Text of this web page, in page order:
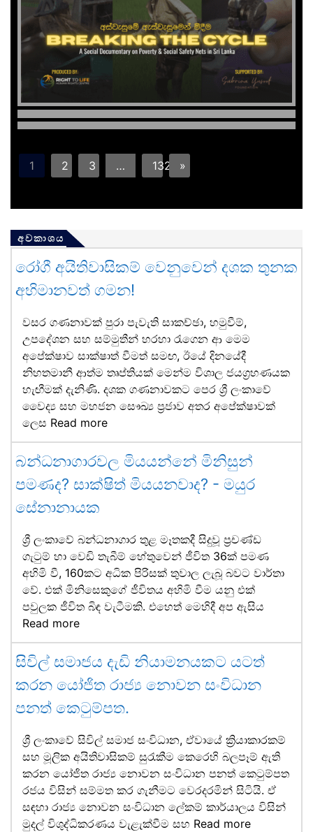
1 2 3 … 132 »
අවකාශය
රෝගී අයිතිවාසිකම් වෙනුවෙන් දශක තුනක
අභිමානවත් ගමන!
වසර ගණනාවක් පුරා පැවැති සාකච්ඡා, හමුවීම්,
උපදේශන සහ සම්මුතීන් හරහා රැගෙන ආ මෙම
අපේක්ෂාව සාක්ෂාත් වීමත් සමඟ, ඊයේ දිනයේදී
නිහතමානී ආත්ම තෘප්තියක් මෙන්ම විශාල ජයග්‍රහණයක
හැඟීමක් දැනිණි. දශක ගණනාවකට පෙර ශ්‍රී ලංකාවේ
වෛද්‍ය සහ මහජන සෞඛ්‍ය ප්‍රජාව අතර අපේක්ෂාවක්
ලෙස Read more
බන්ධනාගාරවල මියයන්නේ මිනිසුන්
පමණද? සාක්ෂිත් මියයනවාද? - මයුර
සේනානායක
ශ්‍රී ලංකාවේ බන්ධනාගාර තුළ මෑතකදී සිදුවූ ප්‍රචණ්ඩ
ගැටුම් හා වෙඩි තැබීම් හේතුවෙන් ජීවිත 36ක් පමණ
අහිමි වී, 160කට අධික පිරිසක් තුවාල ලැබූ බවට වාර්තා
වේ. එක් මිනිසෙකුගේ ජීවිතය අහිමි වීම යනු එක්
පවුලක ජීවිත බිඳ වැටීමකි. එහෙත් මෙහිදී අප ඇසිය
Read more
සිවිල් සමාජය දැඩි නියාමනයකට යටත්
කරන යෝජිත රාජ්‍ය නොවන සංවිධාන
පනත් කෙටුම්පත.
ශ්‍රී ලංකාවේ සිවිල් සමාජ සංවිධාන, ඒවායේ ක්‍රියාකාරකම්
සහ මූලික අයිතිවාසිකම් සුරැකීම කෙරෙහි බලපෑම් ඇති
කරන යෝජිත රාජ්‍ය නොවන සංවිධාන පනත් කෙටුම්පත
රජය විසින් සම්මත කර ගැනීමට වෙරදරමින් සිටියි. ඒ
සඳහා රාජ්‍ය නොවන සංවිධාන ලේකම් කාර්යාලය විසින්
මුදල් විශුද්ධිකරණය වැළැක්වීම සහ Read more